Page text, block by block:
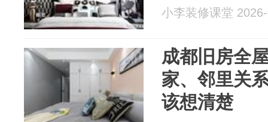
小李装修课堂
成都旧房全
家、邻里关
该想清楚